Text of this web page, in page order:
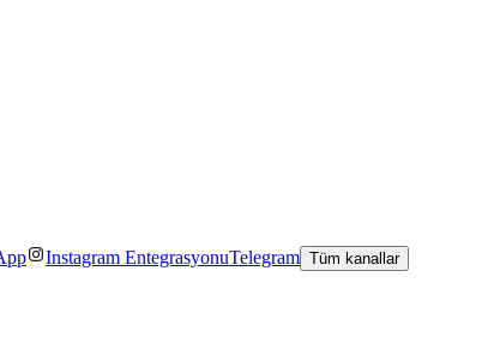
Instagram EntegrasyonuTelegram Tüm kanallar